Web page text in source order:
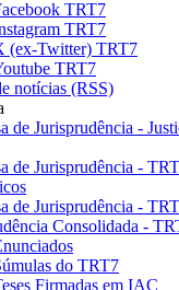
TRT7
TRT7
(ex-Twitter) TRT7
TRT7
notícias (RSS)
de Jurisprudência -
de Jurisprudência -
de Jurisprudência -
Consolidada -
do TRT7
Firmadas em IAC